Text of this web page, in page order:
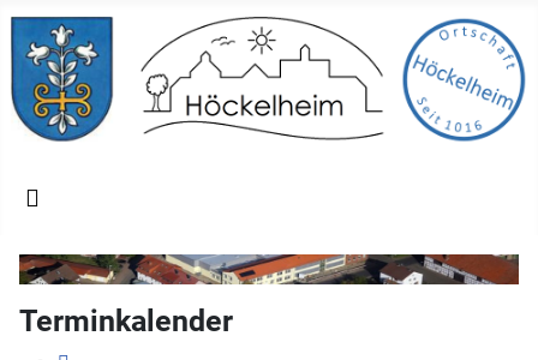
Terminkalender